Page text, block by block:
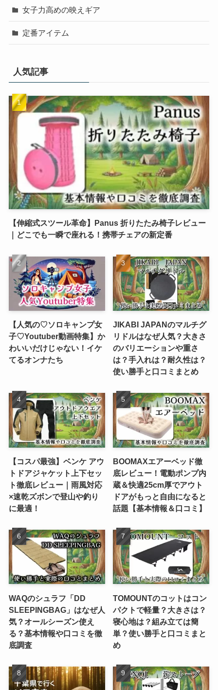
女子力高めの映えギア
定番アイテム
人気記事
【伸縮式スツール革命】Panus 折りたたみ椅子レビュー
｜どこでも一瞬で座れる！携帯チェアの新定番
【人気の♡ソロキャンプ女
子♡Youtuber動画特集】か
わいいだけじゃない！イケ
てるオンナたち
JIKABI JAPANのマルチグ
リドルはなぜ人気？大きさ
のバリエーションや重さ
は？手入れは？耐久性は？
使い勝手と口コミまとめ
【コスパ最強】ベンケ アウ
トドアジャケット上下セッ
ト徹底レビュー｜雨風対応
×速乾ズボンで登山や釣り
に最適！
BOOMAXエアーベッド徹
底レビュー！電動ポンプ内
蔵＆快適25cm厚でアウト
ドアがもっと自由になると
話題【基本情報＆口コミ】
WAQのシュラフ「DD
SLEEPINGBAG」はなぜ人
気？オールシーズン使え
る？基本情報や口コミを徹
底調査
TOMOUNTのコットはコン
パクトで軽量？大きさは？
寝心地は？組み立ては簡
単？使い勝手と口コミまと
め